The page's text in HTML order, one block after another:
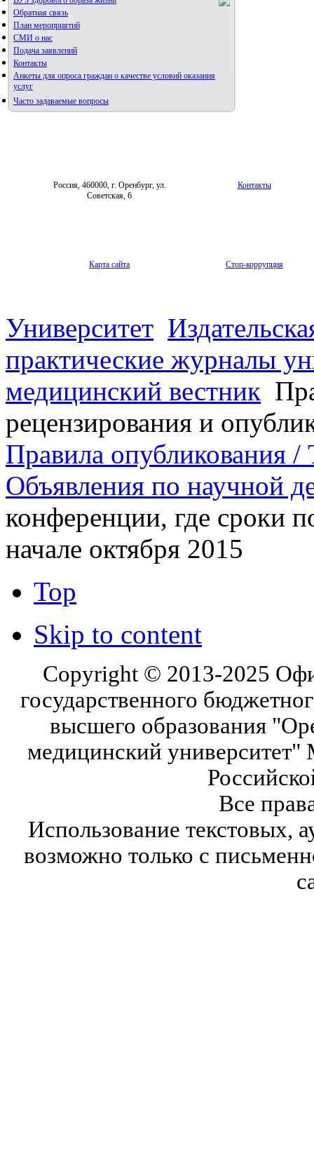
Фотогалерея
Обратная связь
План мероприятий
СМИ о нас
Подача заявлений
Контакты
Анкеты для опроса граждан о качестве условий оказания
услуг
Часто задаваемые вопросы
Россия, 460000, г. Оренбург, ул.
Советская, 6
Контакты
Карта сайта Стоп-коррупция
Университет
практические журналы
медицинский вестник
рецензирования и
Правила опубликования
Объявления по научной
конференции, где сроки
начале октября 2015
Top
Skip to content
Copyright © 2013-2025
государственного
высшего образования
медицинский университет"
Все
Использование текстовых,
возможно только с